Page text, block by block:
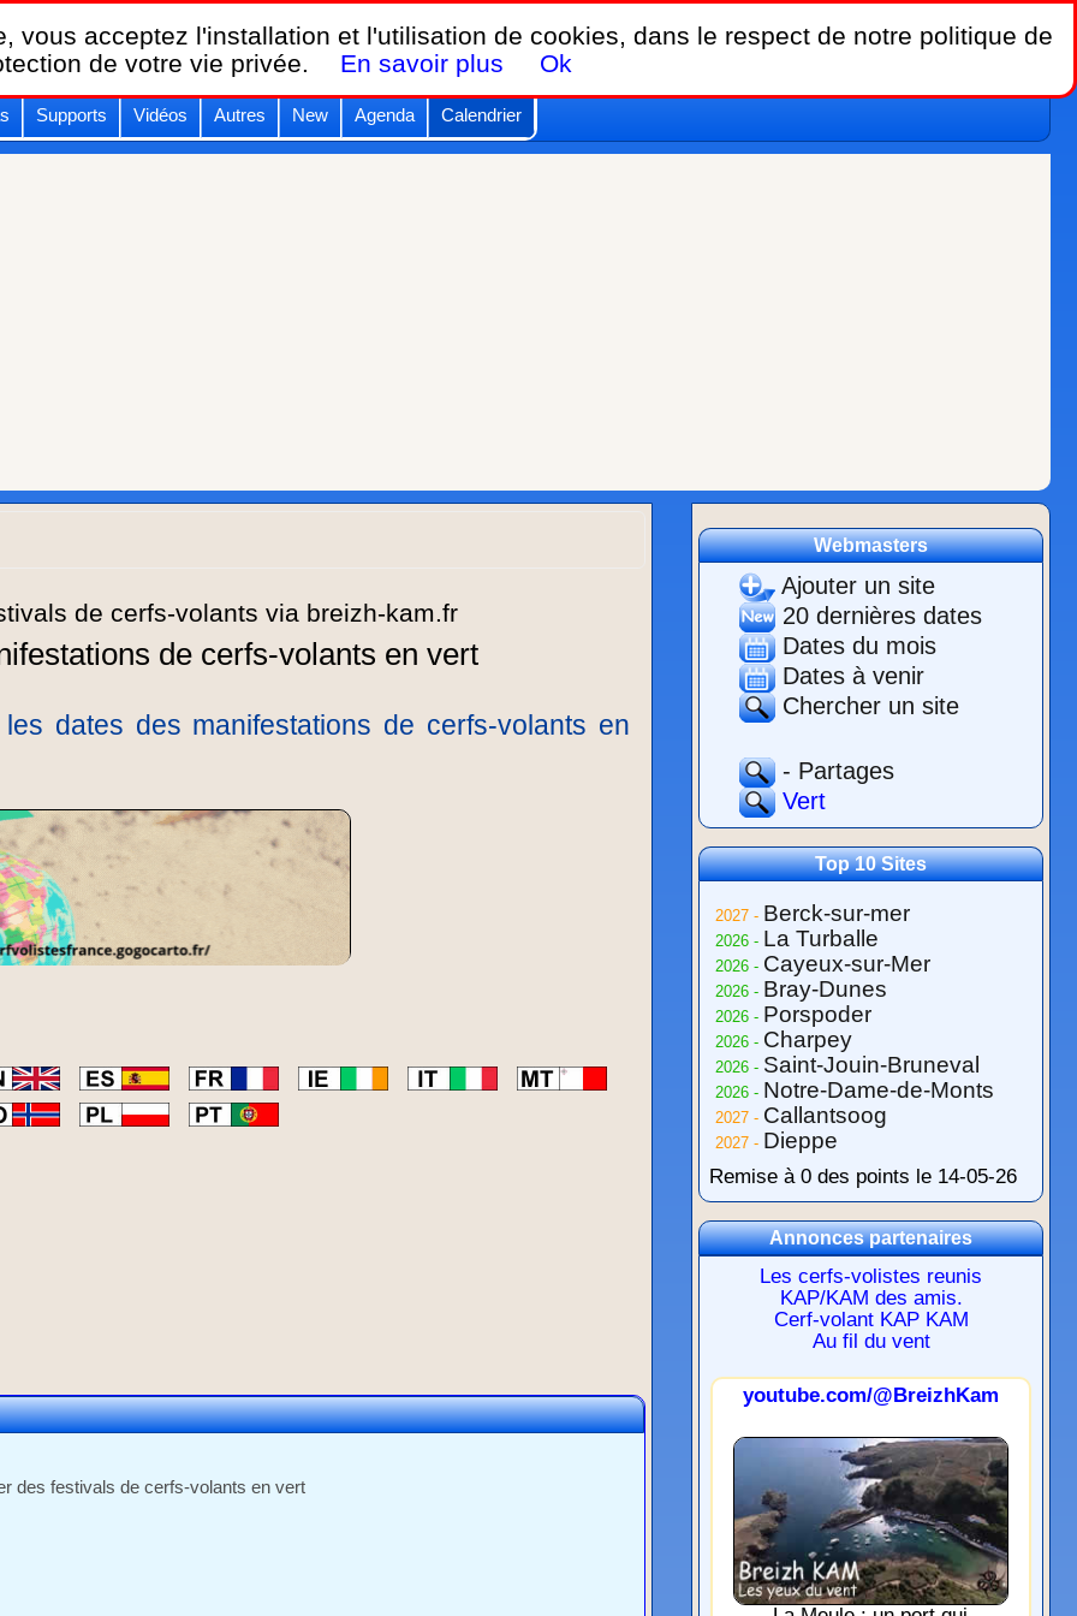
Breizh KAM,
le calendrier des festivals de cerfs-volants.
Supports Vidéos Autres New Agenda Calendrier
de cerfs-volants en vert
dates des manifestations de cerfs-volants en
des festivals de cerfs-volants en vert
Webmasters
Ajouter un site
20 dernières dates
Dates du mois
Dates à venir
Chercher un site
- Partages
Vert
Top 10 Sites
2027 - Berck-sur-mer
2026 - La Turballe
2026 - Cayeux-sur-Mer
2026 - Bray-Dunes
2026 - Porspoder
2026 - Charpey
2026 - Saint-Jouin-Bruneval
2026 - Notre-Dame-de-Monts
2027 - Callantsoog
2027 - Dieppe
Remise à 0 des points le 14-05-26
Annonces partenaires
Les cerfs-volistes reunis
KAP/KAM des amis.
Cerf-volant KAP KAM
Au fil du vent
youtube.com/@BreizhKam
vous acceptez l'installation et l'utilisation de cookies, dans le respect de notre politique de
de votre vie privée.
En savoir plus Ok